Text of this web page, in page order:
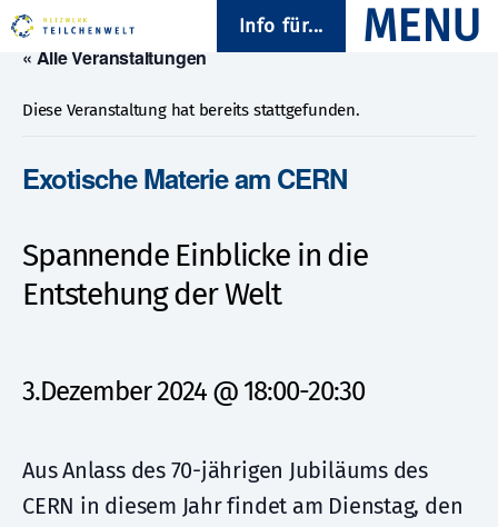
Info für...
« Alle Veranstaltungen
Diese Veranstaltung hat bereits stattgefunden.
Exotische Materie am CERN
Spannende Einblicke in die
Entstehung der Welt
3.Dezember 2024 @ 18:00-20:30
Aus Anlass des 70-jährigen Jubiläums des
CERN in diesem Jahr findet am Dienstag, den